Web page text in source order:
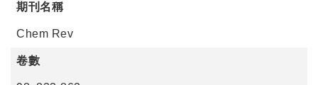
期刊名稱
Chem Rev
卷數